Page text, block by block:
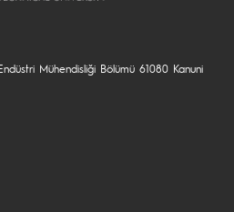
Mühendisliği Bölümü 61080 Kanuni